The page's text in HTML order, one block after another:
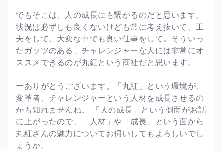
でもそこは、人の成長にも繋がるのだと思います。
状況は必ずしも良くないけども常に考え抜いて、工
夫をして、大変な中でも良い仕事をして。そういっ
たガッツのある、チャレンジャーな人には非常にオ
ススメできるのが丸紅という商社だと思います。
ーありがとうございます。「丸紅」という環境が、
変革者、チャレンジャーという人材を成長させるの
かも知れませんね。 「人の成長」という側面がお話
に上がったので、「人材」や「成長」という面から
丸紅さんの魅力についてお伺いしてもよろしいでし
ょうか。